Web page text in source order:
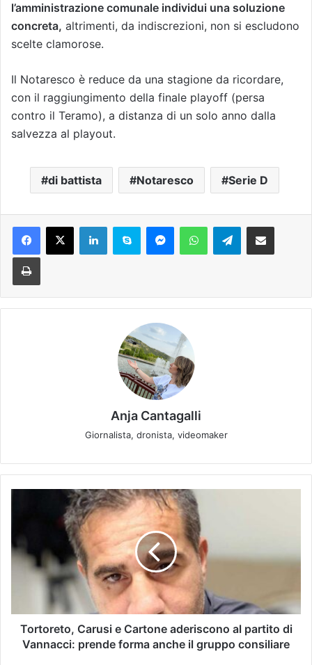
l’amministrazione comunale individui una soluzione
concreta, altrimenti, da indiscrezioni, non si escludono
scelte clamorose.
Il Notaresco è reduce da una stagione da ricordare,
con il raggiungimento della finale playoff (persa
contro il Teramo), a distanza di un solo anno dalla
salvezza al playout.
di battista Notaresco Serie D
Telegram
Anja Cantagalli
Giornalista, dronista, videomaker
Tortoreto, Carusi e Cartone aderiscono al partito di
Vannacci: prende forma anche il gruppo consiliare